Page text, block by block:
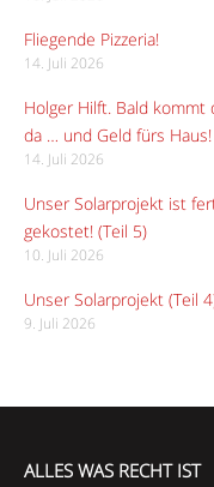
Fliegende Pizzeria!
14. Juli 2026
Holger Hilft. Bald
da … und Geld fürs Haus!
14. Juli 2026
Unser Solarprojekt ist
gekostet! (Teil 5)
10. Juli 2026
Unser Solarprojekt (Teil
9. Juli 2026
ALLES WAS RECHT IST